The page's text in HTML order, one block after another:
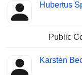
Hubertus
Public
Karsten